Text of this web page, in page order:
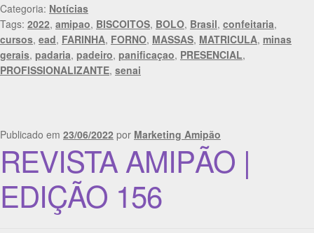
Categoria: Notícias
Tags: 2022, amipao, BISCOITOS, BOLO, Brasil, confeitaria,
cursos, ead, FARINHA, FORNO, MASSAS, MATRICULA, minas
gerais, padaria, padeiro, panificaçao, PRESENCIAL,
PROFISSIONALIZANTE, senai
Publicado em 23/06/2022 por Marketing Amipão
REVISTA AMIPÃO |
EDIÇÃO 156